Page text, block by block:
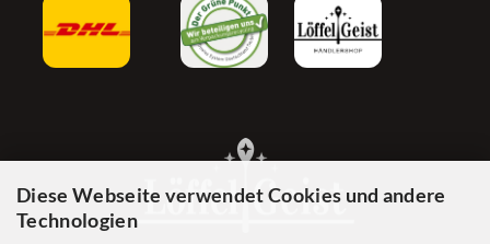
Diese Webseite verwendet Cookies und andere
Technologien